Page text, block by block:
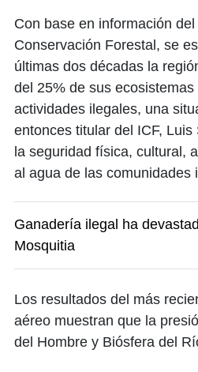
Con base en información
Conservación Forestal, se
últimas dos décadas la
del 25% de sus
actividades ilegales, una
entonces titular del ICF,
la seguridad física, cultural,
al agua de las comunidades
Ganadería ilegal ha
Mosquitia
Los resultados del más
aéreo muestran que la
del Hombre y Biósfera del